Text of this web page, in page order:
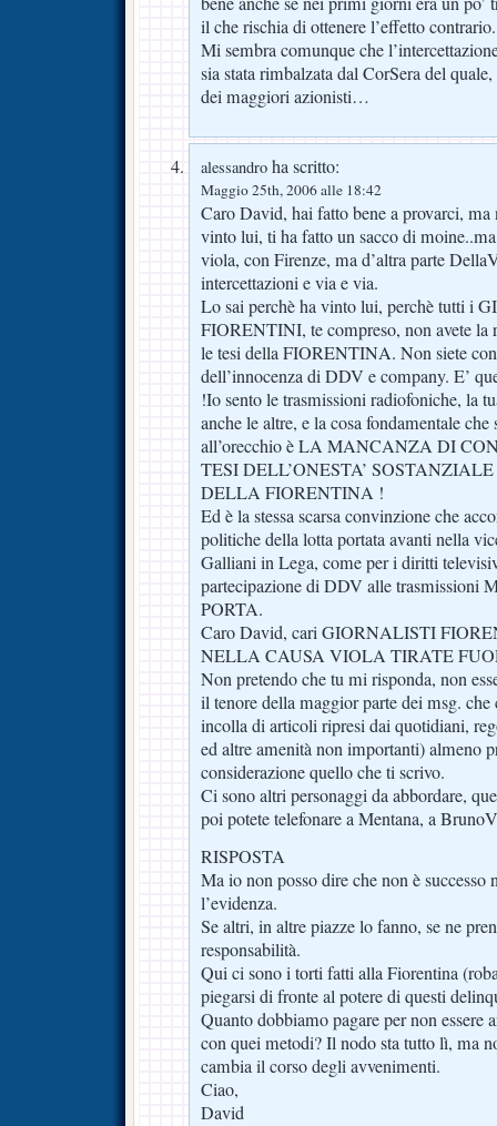
il che rischia di ottenere l’effetto contrario.
Mi sembra comunque che
sia stata rimbalzata dal CorSera del
dei maggiori azionisti…
alessandro ha scritto:
Maggio 25th, 2006 alle 18:42
Caro David, hai fatto bene a provarci,
vinto lui, ti ha fatto un sacco di
viola, con Firenze, ma d’altra parte
intercettazioni e via e via.
Lo sai perchè ha vinto lui, perchè tutti i
FIORENTINI, te compreso, non avete la
le tesi della FIORENTINA. Non siete
dell’innocenza di DDV e company. E’
!Io sento le trasmissioni radiofoniche, la
anche le altre, e la cosa fondamentale
all’orecchio è LA MANCANZA DI
TESI DELL’ONESTA’
DELLA FIORENTINA !
Ed è la stessa scarsa convinzione che
politiche della lotta portata avanti nella
Galliani in Lega, come per i diritti
partecipazione di DDV alle trasmissioni
PORTA.
Caro David, cari GIORNALISTI
NELLA CAUSA VIOLA TIRATE
Non pretendo che tu mi risponda, non
il tenore della maggior parte dei msg.
incolla di articoli ripresi dai quotidiani,
ed altre amenità non importanti) almeno
considerazione quello che ti scrivo.
Ci sono altri personaggi da abbordare,
poi potete telefonare a Mentana, a
RISPOSTA
Ma io non posso dire che non è successo
l’evidenza.
Se altri, in altre piazze lo fanno, se ne
responsabilità.
Qui ci sono i torti fatti alla Fiorentina
piegarsi di fronte al potere di questi
Quanto dobbiamo pagare per non essere
con quei metodi? Il nodo sta tutto lì, ma
cambia il corso degli avvenimenti.
Ciao,
David